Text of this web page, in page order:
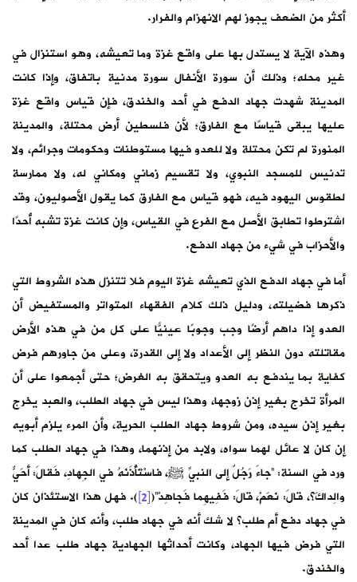
أكثر من الضعف يجوز لهم الانهزام والفرار.
وهذه الآية لا يستدل بها على واقع غزة وما تعيشه، وهو استنزال في
غير محله؛ وذلك أن سورة الأنفال سورة مدنية باتفاق، وإذا كانت
المدينة شهدت جهاد الدفع في أحد والخندق، فإن قياس واقع غزة
عليها يبقى قياسًا مع الفارق؛ لأن فلسطين أرض محتلة، والمدينة
المنورة لم تكن محتلة ولا للعدو فيها مستوطنات وحكومات وجرائم، ولا
تدنيس للمسجد النبوي، ولا تقسيم زماني ومكاني له، ولا ممارسة
لطقوس اليهود فيه، فهو قياس مع الفارق كما يقول الأصوليون، وقد
اشترطوا تطابق الأصل مع الفرع في القياس، وإن كانت غزة تشبه أُحدًا
والأحزاب في شيء من جهاد الدفع.
أما في جهاد الدفع الذي تعيشه غزة اليوم فلا تتنزل هذه الشروط التي
ذكرها فضيلته، ودليل ذلك كلام الفقهاء المتواتر والمستفيض أن
العدو إذا داهم أرضًا وجب وجوبًا عينيًّا على كل من في هذه الأرض
مقاتلته دون النظر إلى الأعداد ولا إلى القدرة، وعلى من جاورهم فرض
كفاية بما يندفع به العدو ويتحقق به الغرض؛ حتى أجمعوا على أن
المرأة تخرج بغير إذن زوجها، وهذا ليس في جهاد الطلب، والعبد يخرج
بغير إذن سيده، ومن شروط جهاد الطلب الحرية، وأن المرء يلزم أبويه
إن كان لا عائل لهما سواه، ولابد من إذنهما، وهذا في جهاد الطلب كما
ورد في السنة: “جاءَ رَجُلٌ إلى النبيِّ ﷺ، فاسْتَأْذَنَهُ في الجِهادِ، فَقالَ: أحَيٌّ
والِداكَ؟، قالَ: نَعَمْ، قالَ: فَفِيهِما فَجاهِدْ”([2] ). فهل هذا الاستئذان كان
في جهاد دفع أم طلب؟ لا شك أنه في جهاد طلب، وأنه كان في المدينة
التي فرض فيها الجهاد، وكانت أحداثها الجهادية جهاد طلب عدا أحد
والخندق.